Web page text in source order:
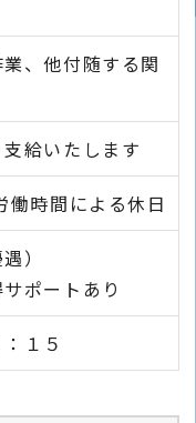
、他付随する関
給いたします
働時間による休日
）
ポートあり
１５